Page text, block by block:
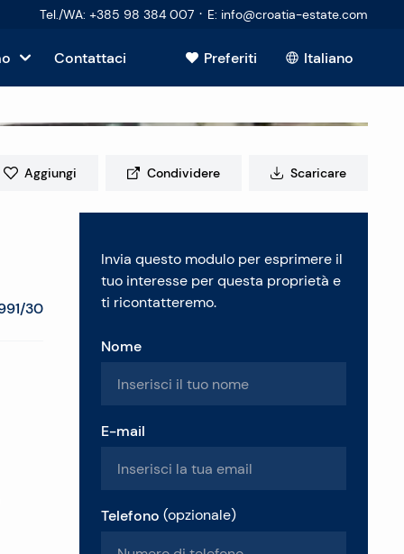
Tel./WA: +385 98 384 007 · E: info@croatia-estate.com
Contattaci Preferiti Italiano
30
Aggiungi Condividere Scaricare
Invia questo modulo per esprimere il
tuo interesse per questa proprietà e
ti ricontatteremo.
Nome
E-mail
Telefono (opzionale)